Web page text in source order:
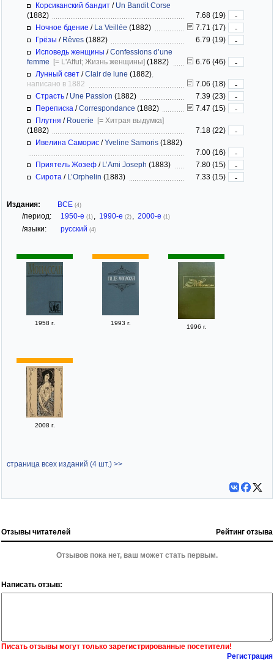
Корсиканский бандит / Un Bandit Corse
(1882)
7.68 (19)
-
Ночное бдение / La Veillée (1882) 7.71 (17)
-
Грёзы / Rêves (1882) 6.79 (19)
-
Исповедь женщины /Confessions d’une
femme [= L'Affut; Жизнь женщины] (1882) 6.76 (46)
-
Лунный свет /Clair de lune (1882)
написано в 1882
7.06 (18)
-
Страсть / Une Passion (1882) 7.39 (23)
-
Переписка /Correspondance (1882) 7.47 (15)
-
Плутня / Rouerie [= Хитрая выдумка]
(1882)
7.18 (22)
-
Ивелина Саморис /Yveline Samoris (1882)
7.00 (16)
-
Приятель Жозеф / L’Ami Joseph (1883) 7.80 (15)
-
Сирота / L’Orphelin (1883) 7.33 (15) -
Издания: ВСЕ (4)
/период: 1950-е (1) 1990-е (2) 2000-е (1)
/языки: русский (4)
1958 г. 1993 г.
1996 г.
2008 г.
страница всех изданий (4 шт.) >>
Отзывы читателей Рейтинг отзыва
Отзывов пока нет, ваш может стать первым.
Написать отзыв:
Писать отзывы могут только зарегистрированные посетители!
Регистрация